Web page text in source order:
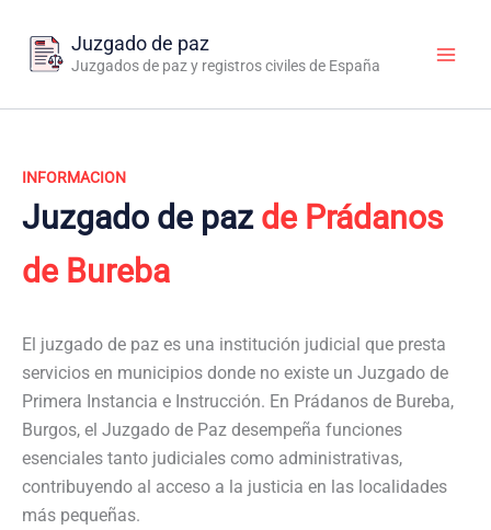
contenido
Juzgado de paz
Juzgados de paz y registros civiles de España
INFORMACION
Juzgado de paz de Prádanos
de Bureba
El juzgado de paz es una institución judicial que presta
servicios en municipios donde no existe un Juzgado de
Primera Instancia e Instrucción. En Prádanos de Bureba,
Burgos, el Juzgado de Paz desempeña funciones
esenciales tanto judiciales como administrativas,
contribuyendo al acceso a la justicia en las localidades
más pequeñas.